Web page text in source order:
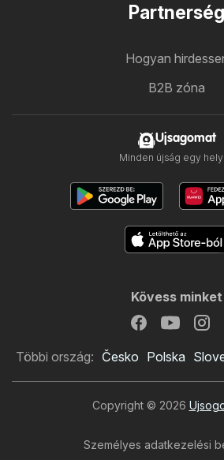
Partnerség
Hogyan
B2B zóna
Ujsagomat
Minden újság egy
Kövess minket
Többi ország: Česko Polska
Copyright © 2026
Személyes adatkezelési